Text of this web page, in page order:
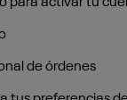
de órdenes